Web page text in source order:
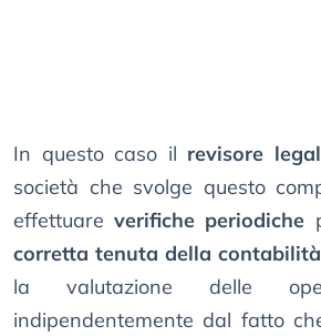
In questo caso il revisore
società che svolge questo
effettuareverifiche periodiche
corretta tenuta della contabilità
la valutazione delle
indipendentemente dal fatto